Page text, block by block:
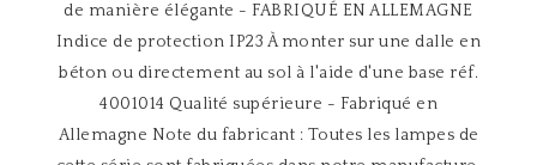
de manière élégante - FABRIQUÉ EN ALLEMAGNE
Indice de protection IP23 À monter sur une dalle en
béton ou directement au sol à l'aide d'une base réf.
4001014 Qualité supérieure - Fabriqué en
Allemagne Note du fabricant : Toutes les lampes de